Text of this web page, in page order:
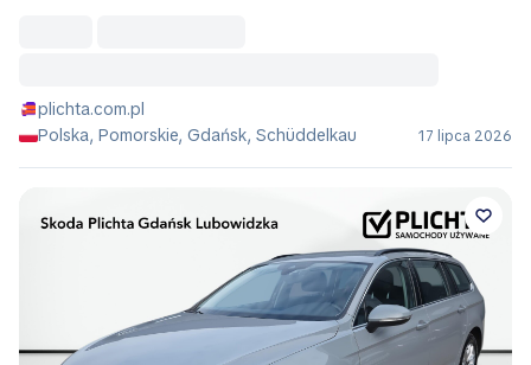
plichta.com.pl
Polska, Pomorskie, Gdańsk, Schüddelkau
17 lipca 2026